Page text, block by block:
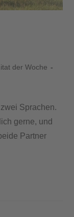
der Woche
Sprachen.
gerne, und
Partner